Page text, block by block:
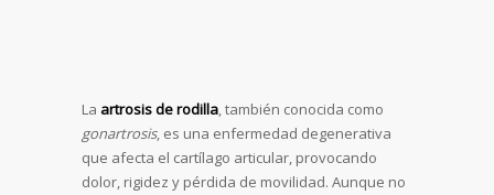
La artrosis de rodilla, también conocida como
gonartrosis, es una enfermedad degenerativa
que afecta el cartílago articular, provocando
dolor, rigidez y pérdida de movilidad. Aunque no